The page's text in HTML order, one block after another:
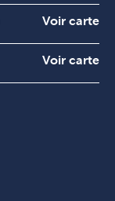
Voir carte
Voir carte